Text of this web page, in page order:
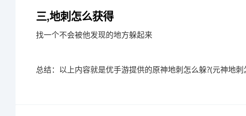
三,地刺怎么获得
找一个不会被他发现的地方躲起来
总结：以上内容就是优手游提供的原神地刺怎么躲?(元神地